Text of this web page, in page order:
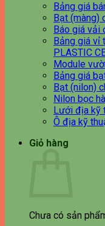
Bảng giá
Bạt (màng)
Báo giá vải
Bảng giá vỉ
PLASTIC
Module
Bảng giá
Bạt (nilon)
Nilon bọc
Lưới địa kỹ
Ô địa kỹ
Giỏ hàng
Chưa có sản